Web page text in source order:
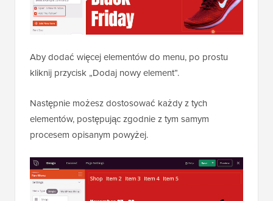
Aby dodać więcej elementów do menu, po prostu
kliknij przycisk „Dodaj nowy element”.
Następnie możesz dostosować każdy z tych
elementów, postępując zgodnie z tym samym
procesem opisanym powyżej.